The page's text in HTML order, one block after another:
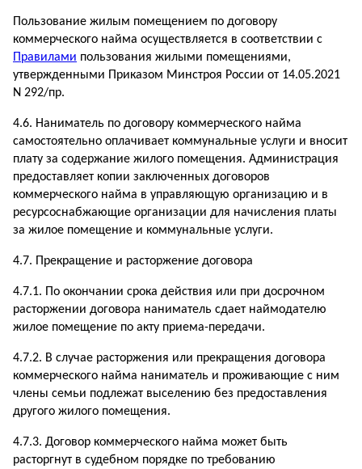
Пользование жилым помещением по договору
коммерческого найма осуществляется в соответствии с
Правилами пользования жилыми помещениями,
утвержденными Приказом Минстроя России от 14.05.2021
N 292/пр.
4.6. Наниматель по договору коммерческого найма
самостоятельно оплачивает коммунальные услуги и вносит
плату за содержание жилого помещения. Администрация
предоставляет копии заключенных договоров
коммерческого найма в управляющую организацию и в
ресурсоснабжающие организации для начисления платы
за жилое помещение и коммунальные услуги.
4.7. Прекращение и расторжение договора
4.7.1. По окончании срока действия или при досрочном
расторжении договора наниматель сдает наймодателю
жилое помещение по акту приема-передачи.
4.7.2. В случае расторжения или прекращения договора
коммерческого найма наниматель и проживающие с ним
члены семьи подлежат выселению без предоставления
другого жилого помещения.
4.7.3. Договор коммерческого найма может быть
расторгнут в судебном порядке по требованию